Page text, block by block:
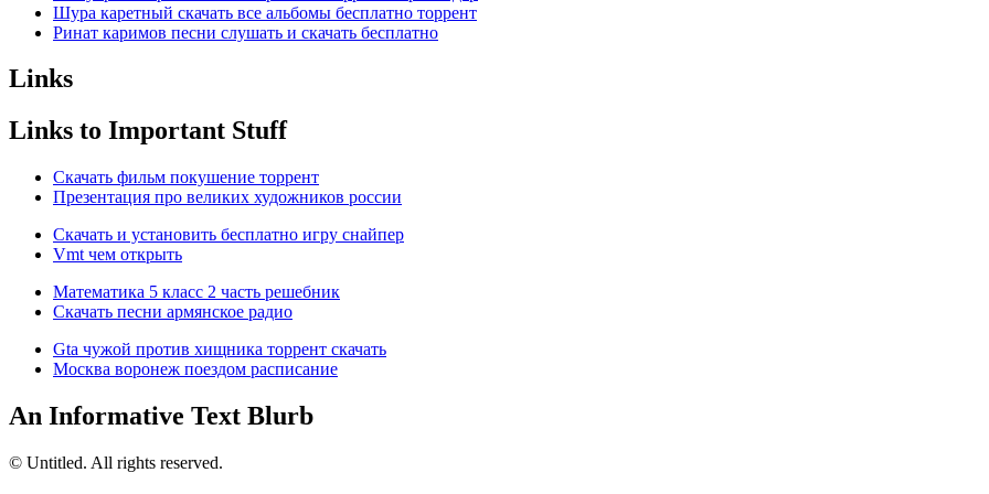
Шура каретный скачать все альбомы бесплатно торрент
Ринат каримов песни слушать и скачать бесплатно
Links
Links to Important Stuff
Скачать фильм покушение торрент
Презентация про великих художников россии
Скачать и установить бесплатно игру снайпер
Vmt чем открыть
Математика 5 класс 2 часть решебник
Скачать песни армянское радио
Gta чужой против хищника торрент скачать
Москва воронеж поездом расписание
An Informative Text Blurb
© Untitled. All rights reserved.